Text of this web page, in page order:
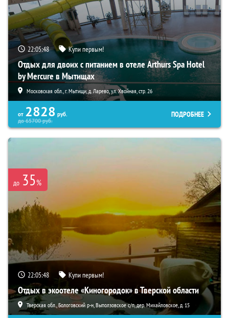
22:05:47 Купи первым!
Отдых для двоих с питанием в отеле Arthurs Spa Hotel
by Mercure в Мытищах
Московская обл., г. Мытищи, д. Ларево, ул. Хвойная, стр. 26
от 2828 руб.
до65700руб.
ПОДРОБНЕЕ
до 35%
22:05:47 Купи первым!
Отдых в экоотеле «Киногородок» в Тверской области
Тверская обл., Бологовский р-н, Выползовское с/п, дер. Михайловское, д. 15